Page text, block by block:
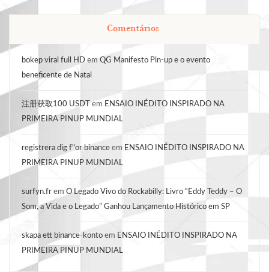
Comentários
bokep viral full HD em QG Manifesto Pin-up e o evento
beneficente de Natal
注册获取100 USDT em ENSAIO INÉDITO INSPIRADO NA
PRIMEIRA PINUP MUNDIAL
registrera dig f"or binance em ENSAIO INÉDITO INSPIRADO NA
PRIMEIRA PINUP MUNDIAL
surfyn.fr em O Legado Vivo do Rockabilly: Livro “Eddy Teddy – O
Som, a Vida e o Legado” Ganhou Lançamento Histórico em SP
skapa ett binance-konto em ENSAIO INÉDITO INSPIRADO NA
PRIMEIRA PINUP MUNDIAL